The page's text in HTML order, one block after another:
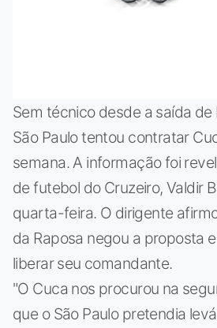
Sem técnico desde a saída de
São Paulo tentou contratar
semana. A informação foi
de futebol do Cruzeiro, Valdir
quarta-feira. O dirigente
da Raposa negou a proposta
liberar seu comandante.
"O Cuca nos procurou na
que o São Paulo pretendia